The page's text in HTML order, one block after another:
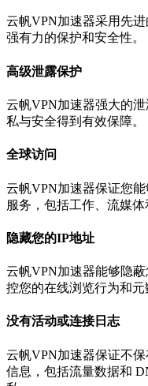
云帆VPN加速器采用先
强有力的保护和安全性。
高级泄露保护
云帆VPN加速器强大的
私与安全得到有效保障。
全球访问
云帆VPN加速器保证您
服务，包括工作、流媒体
隐藏您的IP地址
云帆VPN加速器能够隐
控您的在线浏览行为和元
没有活动或连接日志
云帆VPN加速器保证不
信息，包括流量数据和